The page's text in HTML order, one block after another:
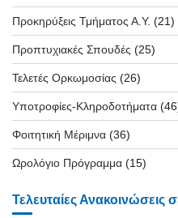
Προκηρύξεις Τμήματος Α.Υ. (21)
Προπτυχιακές Σπουδές (25)
Τελετές Ορκωμοσίας (26)
Υποτροφίες-Κληροδοτήματα
Φοιτητική Μέριμνα (36)
Ωρολόγιο Πρόγραμμα (15)
Τελευταίες Ανακοινώσεις